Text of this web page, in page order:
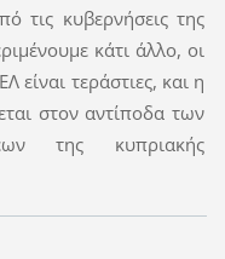
τις κυβερνήσεις της
κάτι άλλο, οι
είναι τεράστιες, και η
στον αντίποδα των
της κυπριακής